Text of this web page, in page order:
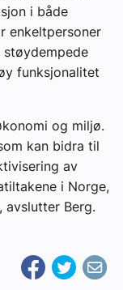
i både
enkeltpersoner
støydempede
funksjonalitet
og miljø.
kan bidra til
av
i Norge,
Berg.